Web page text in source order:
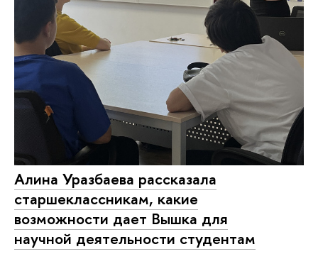
Алина Уразбаева рассказала
старшеклассникам, какие
возможности дает Вышка для
научной деятельности студентам